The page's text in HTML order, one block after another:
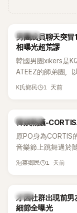
K-POP
男團成員聊天突冒
相曝光超荒謬
韓國男團xikers是
ATEEZ的師弟團，
Hop風格聞名，出
K氏鄉民 1 天前
熱議討論
韓娛熱議-
原PO身為CORTIS
音樂節上跳舞過於
原因，希望他們能
泡菜鄉民 1 天前
韓星
才因社群出現前男
細節全曝光